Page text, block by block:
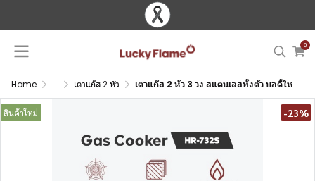
0
Home ... เตาแก๊ส 2 หัว เตาแก๊ส 2 หัว 3 วง สแตนเลสทั้งตัว บอดี้ใหญ่ไฟแรง
สินค้าใหม่ -23%